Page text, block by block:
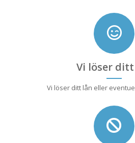
Vi löser
Vi löser ditt lån eller